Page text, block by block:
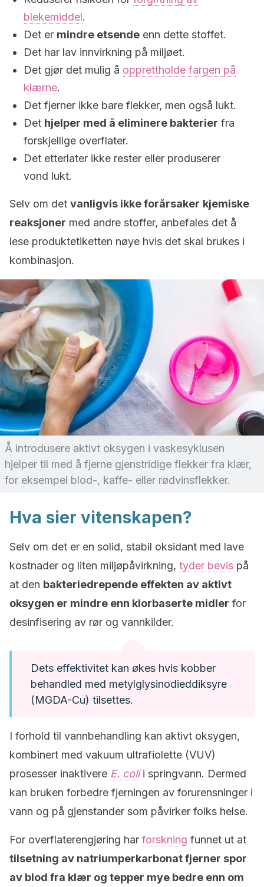
blekemiddel.
Det er mindre etsende enn dette stoffet.
Det har lav innvirkning på miljøet.
Det gjør det mulig å opprettholde fargen på
klærne.
Det fjerner ikke bare flekker, men også lukt.
Det hjelper med å eliminere bakterier fra
forskjellige overflater.
Det etterlater ikke rester eller produserer
vond lukt.
Selv om det vanligvis ikke forårsaker kjemiske
reaksjoner med andre stoffer, anbefales det å
lese produktetiketten nøye hvis det skal brukes i
kombinasjon.
Å introdusere aktivt oksygen i vaskesyklusen
hjelper til med å fjerne gjenstridige flekker fra klær,
for eksempel blod-, kaffe- eller rødvinsflekker.
Hva sier vitenskapen?
Selv om det er en solid, stabil oksidant med lave
kostnader og liten miljøpåvirkning, tyder bevis på
at den bakteriedrepende effekten av aktivt
oksygen er mindre enn klorbaserte midler for
desinfisering av rør og vannkilder.
Dets effektivitet kan økes hvis kobber
behandled med metylglysinodieddiksyre
(MGDA-Cu) tilsettes.
I forhold til vannbehandling kan aktivt oksygen,
kombinert med vakuum ultrafiolette (VUV)
prosesser inaktivere E. colii springvann. Dermed
kan bruken forbedre fjerningen av forurensninger i
vann og på gjenstander som påvirker folks helse.
For overflaterengjøring har forskning funnet ut at
tilsetning av natriumperkarbonat fjerner spor
av blod fra klær og tepper mye bedre enn om